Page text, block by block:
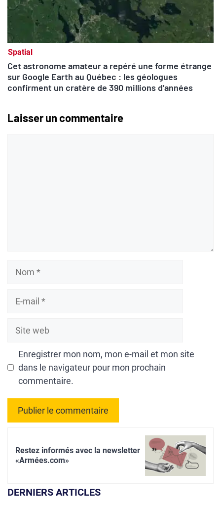
Spatial
Cet astronome amateur a repéré une forme étrange
sur Google Earth au Québec : les géologues
confirment un cratère de 390 millions d’années
Laisser un commentaire
Nom
Site
Enregistrer mon nom, mon e-mail et mon site
dans le navigateur pour mon prochain
commentaire.
r
Restez informés avec la newsletter
«Armées.com»
DERNIERS ARTICLES